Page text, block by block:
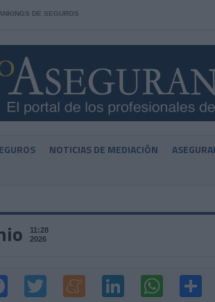
DE SEGUROS
NOTICIAS DE MEDIACIÓN
11:28
2026